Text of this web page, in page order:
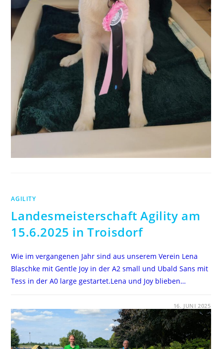
AGILITY
Landesmeisterschaft Agility am
15.6.2025 in Troisdorf
Wie im vergangenen Jahr sind aus unserem Verein Lena
Blaschke mit Gentle Joy in der A2 small und Ubald Sans mit
Tess in der A0 large gestartet.Lena und Joy blieben…
LANDESMEISTERSCHAFT
AGILITY
AM
15.6.2025
IN
TROISDORF
16. JUNI 2025